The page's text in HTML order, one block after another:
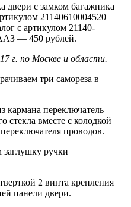
двери с замком багажника
21140610004520
с артикулом 21140-
— 450 рублей.
г. по Москве и области.
три самореза в
кармана переключатель
стекла вместе с колодкой
проводов.
ручки
2 винта крепления
панели двери.